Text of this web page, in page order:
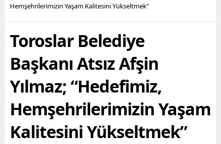
geçirilen hizmetler ile
alabilmesine destek
olmayı hedefleyen
Mahallesi’nde,
yapının...
Hemşehrilerimizin Yaşam Kalitesini Yükseltmek”
Toroslar Belediye
Başkanı Atsız Afşin
Yılmaz; “Hedefimiz,
Hemşehrilerimizin Yaşam
Kalitesini Yükseltmek”